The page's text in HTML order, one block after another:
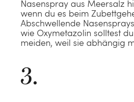
Jahreszeit
ANSEHEN
beginnt mit
richtigen
Eine sanfte
Umarmung
ANSEHEN
Nasenspray aus Meersalz
wenn du es beim
Abschwellende
wie Oxymetazolin solltest
meiden, weil sie abhängig